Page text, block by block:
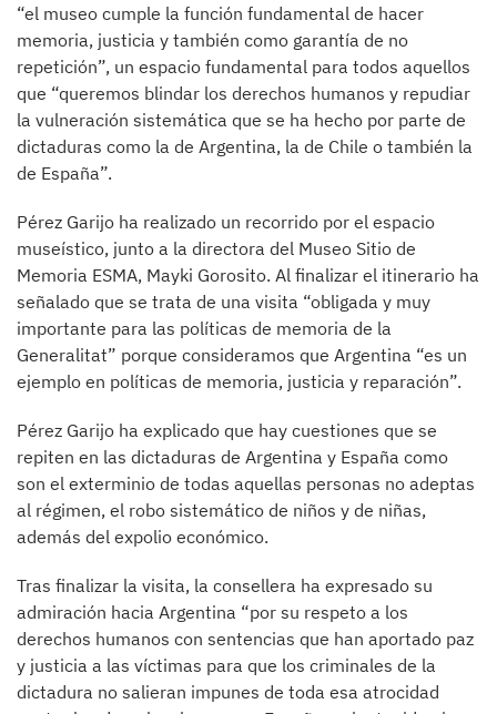
“el museo cumple la función fundamental de hacer
memoria, justicia y también como garantía de no
repetición”, un espacio fundamental para todos aquellos
que “queremos blindar los derechos humanos y repudiar
la vulneración sistemática que se ha hecho por parte de
dictaduras como la de Argentina, la de Chile o también la
de España”.
Pérez Garijo ha realizado un recorrido por el espacio
museístico, junto a la directora del Museo Sitio de
Memoria ESMA, Mayki Gorosito. Al finalizar el itinerario ha
señalado que se trata de una visita “obligada y muy
importante para las políticas de memoria de la
Generalitat” porque consideramos que Argentina “es un
ejemplo en políticas de memoria, justicia y reparación”.
Pérez Garijo ha explicado que hay cuestiones que se
repiten en las dictaduras de Argentina y España como
son el exterminio de todas aquellas personas no adeptas
al régimen, el robo sistemático de niños y de niñas,
además del expolio económico.
Tras finalizar la visita, la consellera ha expresado su
admiración hacia Argentina “por su respeto a los
derechos humanos con sentencias que han aportado paz
y justicia a las víctimas para que los criminales de la
dictadura no salieran impunes de toda esa atrocidad